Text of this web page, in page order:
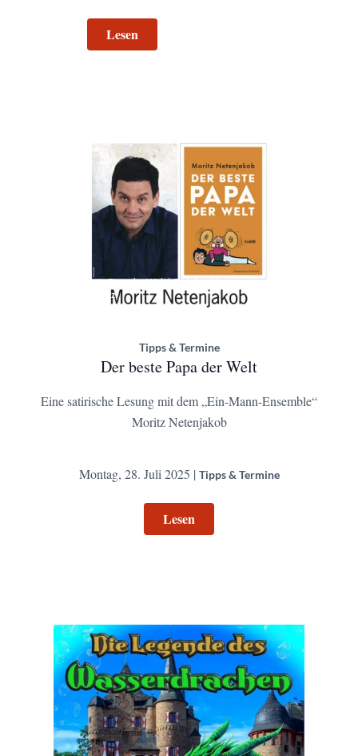
Lesen
Der beste Papa der Welt | © Volksbühne am
Rudolfplatz
Tipps & Termine
Der beste Papa der Welt
Eine satirische Lesung mit dem „Ein-Mann-Ensemble“
Moritz Netenjakob
Montag, 28. Juli 2025 | Tipps & Termine
Lesen